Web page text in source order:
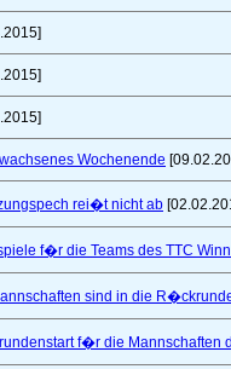
Wochenende
rei�t nicht ab
f�r die Teams des TTC
sind in die
f�r die Mannschaften